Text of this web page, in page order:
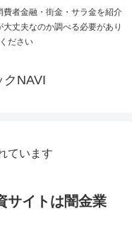
者金融・街金・サラ金を紹介
丈夫なのか調べる必要があり
ださい
クNAVI
ています
サイトは闇金業